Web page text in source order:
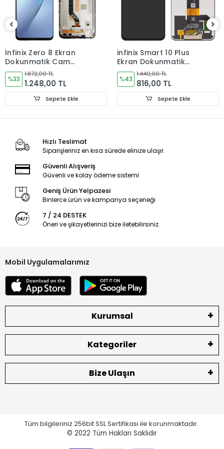
?️ Cihaz Uyum Garantisi
Bu ürünyalnızca itel S16 modeliile uyumludur.
✔ Uyumsuzluk durumunda
✔ Montaj yapılmamış olması şartıyla
✔ İade kabul edilir
Net, açık, tartışmasız.
Aynı gün kargo
İstanbul içi elden teslim veya kurye seçeneği
Güvenli paketleme ile gönderim
Teknik servis için pratik,
Elektronik yedek parça olduğu için:
Montaj yapılmış ürünlerde iade kabul edilmez
Sipariş vermeden öncemodel kontrolü yapılması
Ürün Durumu SIFIR ÜRÜN
ÇITASIZ
İnfinix Zero 8 Ekran
Dokunmatik Cam
Çıtalı X687
%33
1.872,00 TL
1.248,00 TL
Sepete Ekle
infinix Smart 10 Plus
Ekran Dokunmatik
Cam
%43
1.440,00 TL
816,00 TL
Sepete Ekle
Hızlı Teslimat
Siparişleriniz en kısa sürede elinize ulaşır.
Güvenli Alışveriş
Güvenli ve kolay ödeme sistemi
Geniş Ürün Yelpazesi
Binlerce ürün ve kampanya seçeneği
7 / 24 DESTEK
Öneri ve şikayetlerinizi bize iletebilirsiniz.
Mobil Uygulamalarımız
Kurumsal
Kategoriler
Bize Ulaşın
Tüm bilgileriniz 256bit SSL Sertifikası ile korunmaktadır.
© 2022 Tüm Hakları Saklıdır